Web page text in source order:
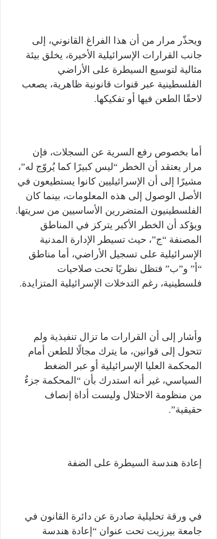
ويحذّر مرار من أن هذا الفراغ القانوني، إلى
جانب القرارات الإسرائيلية الأخيرة، يخلق بيئة
مثالية لتوسيع السيطرة على الأراضي
الفلسطينية عبر قنوات قانونية ظاهرية، يصعب
لاحقًا الطعن فيها أو تفكيكها.
أما بخصوص رفع السرية عن السجلات، فإن
مرار يعتقد أن الخطر “ليس كبيرًا كما يُروّج له”،
مشيرًا إلى أن الإسرائيليين كانوا يستطيعون في
الأصل الوصول إلى هذه المعلومات، بينما كان
الفلسطينيون المتضررين الأساسيين من سريتها.
ويؤكد أن الخطر الأكبر يتركز في المناطق
المصنفة “ج”، حيث تسيطر الإدارة المدنية
الإسرائيلية على تسجيل الأراضي، أما مناطق
“أ” و”ب” فتظل نظريًا تحت صلاحيات
فلسطينية، رغم التدخلات الإسرائيلية المتزايدة.
وأشار إلى أن القرارات ما تزال تنفيذية ولم
تتحول إلى قوانين، ما يترك مجالًا للطعن أمام
المحكمة العليا الإسرائيلية أو عبر الضغط
السياسي، غير أنه استدرك بأن “المحكمة جزءٌ
من منظومة الاحتلال وليست أداة إنصاف
حقيقية”.
إعادة هندسة السيطرة على الضفة
في ورقة تحليلية صادرة عن دائرة القانون في
جامعة بيرزيت تحت عنوان “إعادة هندسة